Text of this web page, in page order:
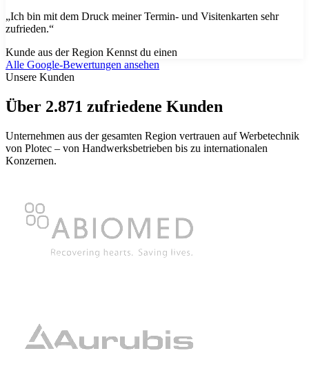
„Ich bin mit dem Druck meiner Termin- und Visitenkarten sehr
zufrieden.“
Kunde aus der Region Kennst du einen
Alle Google-Bewertungen ansehen
Unsere Kunden
Über 2.871 zufriedene Kunden
Unternehmen aus der gesamten Region vertrauen auf Werbetechnik
von Plotec – von Handwerksbetrieben bis zu internationalen
Konzernen.